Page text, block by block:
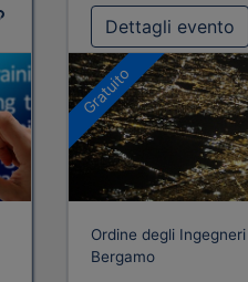
Dettagli evento
Gratuito
Ordine degli
Bergamo